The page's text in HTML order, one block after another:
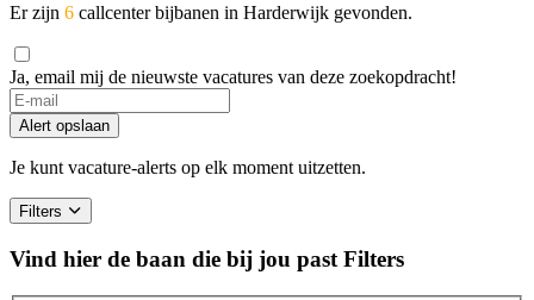
Er zijn 6 callcenter bijbanen in Harderwijk gevonden.
Ja, email mij de nieuwste vacatures van deze zoekopdracht!
Alert opslaan
Je kunt vacature-alerts op elk moment uitzetten.
Filters
Vind hier de baan die bij jou past Filters